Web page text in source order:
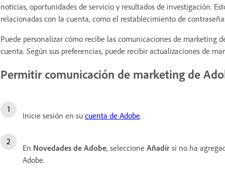
noticias, oportunidades de servicio y resultados de investigación.
relacionadas con la cuenta, como el restablecimiento de
Puede personalizar cómo recibe las comunicaciones de marketing
cuenta. Según sus preferencias, puede recibir actualizaciones de
Permitir comunicación de marketing de
Inicie sesión en su cuenta de Adobe.
En Novedades de Adobe, seleccione Añadir si no ha
Adobe.